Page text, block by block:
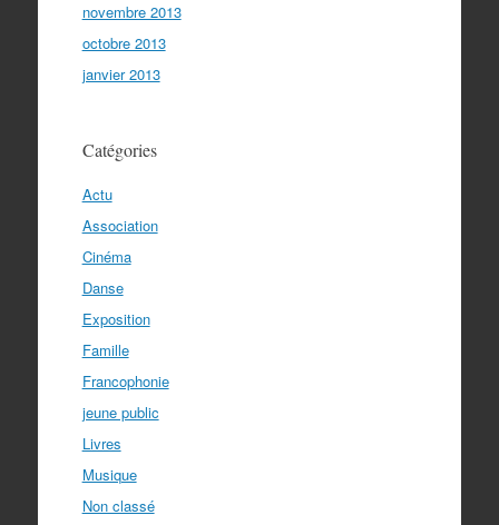
novembre 2013
octobre 2013
janvier 2013
Catégories
Actu
Association
Cinéma
Danse
Exposition
Famille
Francophonie
jeune public
Livres
Musique
Non classé